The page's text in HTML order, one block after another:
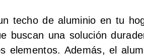
techo de aluminio en tu
buscan una solución
elementos. Además, el